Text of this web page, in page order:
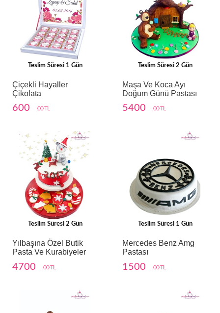
Teslim Süresi 1 Gün
Çiçekli Hayaller
Çikolata
600 ,00 TL
Teslim Süresi 2 Gün
Maşa Ve Koca Ayı
Doğum Günü Pastası
5400 ,00 TL
Teslim Süresi 2 Gün
Yılbaşına Özel Butik
Pasta Ve Kurabiyeler
4700 ,00 TL
Teslim Süresi 1 Gün
Mercedes Benz Amg
Pastası
1500 ,00 TL